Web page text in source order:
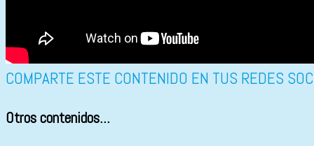
COMPARTE ESTE CONTENIDO EN TUS REDES
Otros contenidos...